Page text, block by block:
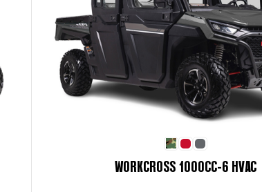
WORKCROSS 1000CC-6 HVAC